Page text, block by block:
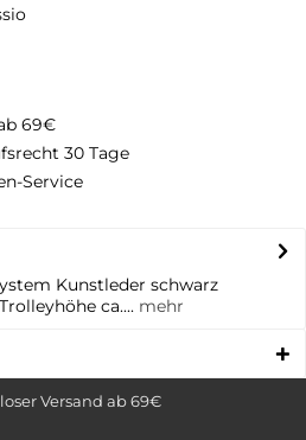
69€
30 Tage
Service
Kunstleder schwarz
ca.... mehr
Versand ab 69€